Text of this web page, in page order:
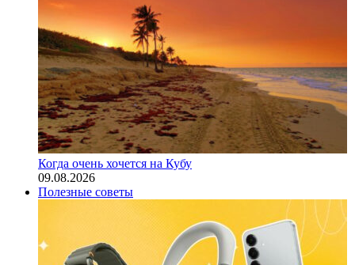
Когда очень хочется на Кубу
09.08.2026
Полезные советы